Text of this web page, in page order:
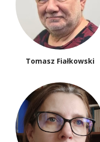
Tomasz Fiałkowski